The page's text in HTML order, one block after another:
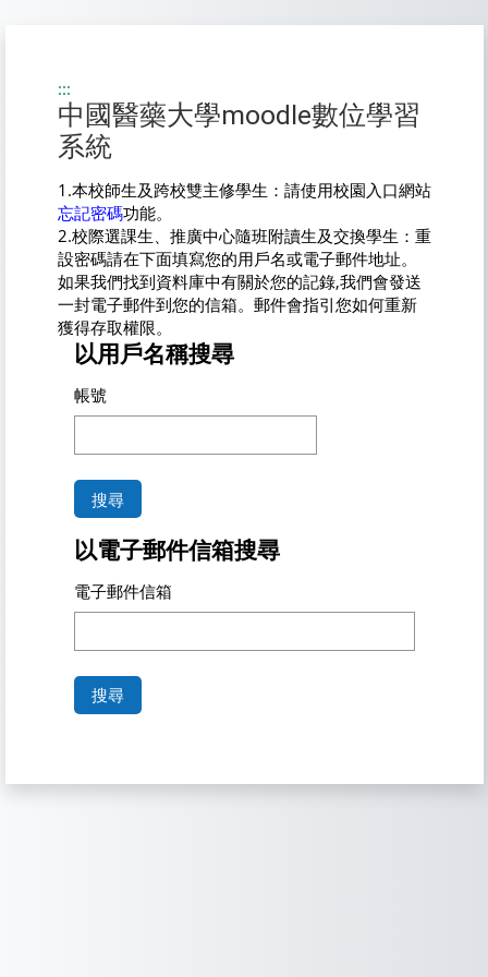
:::
中國醫藥大學moodle數位學習
系統
1.本校師生及跨校雙主修學生：請使用校園入口網站
忘記密碼功能。
2.校際選課生、推廣中心隨班附讀生及交換學生：重
設密碼請在下面填寫您的用戶名或電子郵件地址。
如果我們找到資料庫中有關於您的記錄,我們會發送
一封電子郵件到您的信箱。郵件會指引您如何重新
獲得存取權限。
以用戶名稱搜尋
帳號
以電子郵件信箱搜尋
電子郵件信箱